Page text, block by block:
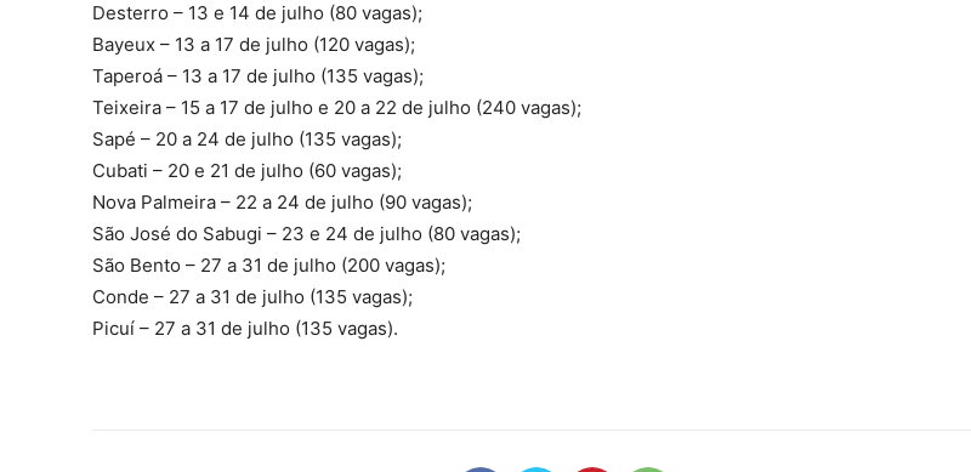
Desterro – 13 e 14 de julho (80 vagas);
Bayeux – 13 a 17 de julho (120 vagas);
Taperoá – 13 a 17 de julho (135 vagas);
Teixeira – 15 a 17 de julho e 20 a 22 de julho (240 vagas);
Sapé – 20 a 24 de julho (135 vagas);
Cubati – 20 e 21 de julho (60 vagas);
Nova Palmeira – 22 a 24 de julho (90 vagas);
São José do Sabugi – 23 e 24 de julho (80 vagas);
São Bento – 27 a 31 de julho (200 vagas);
Conde – 27 a 31 de julho (135 vagas);
Picuí – 27 a 31 de julho (135 vagas).